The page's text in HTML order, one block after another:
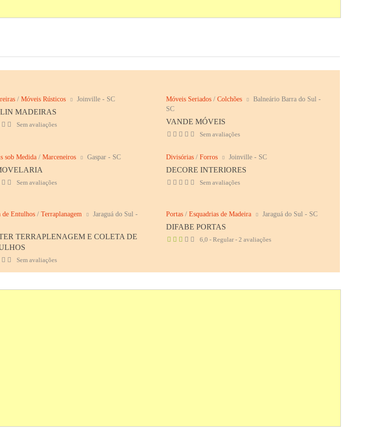
/ Móveis Rústicos Joinville - SC
MADEIRAS
Sem avaliações
Móveis Seriados /Colchões
Balneário Barra do Sul -
SC
VANDE MÓVEIS
Sem avaliações
sob Medida/ Marceneiros Gaspar - SC
Sem avaliações
Divisórias /Forros Joinville - SC
DECORE INTERIORES
Sem avaliações
de Entulhos/ Terraplanagem
Jaraguá do Sul -
TERRAPLENAGEM E COLETA DE
Sem avaliações
Portas /Esquadrias de Madeira Jaraguá do Sul - SC
DIFABE PORTAS
6,0 - Regular - 2 avaliações